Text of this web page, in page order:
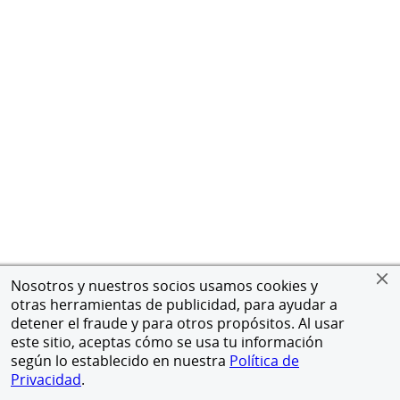
Nosotros y nuestros socios usamos cookies y
otras herramientas de publicidad, para ayudar a
detener el fraude y para otros propósitos. Al usar
este sitio, aceptas cómo se usa tu información
según lo establecido en nuestra Política de
Privacidad.